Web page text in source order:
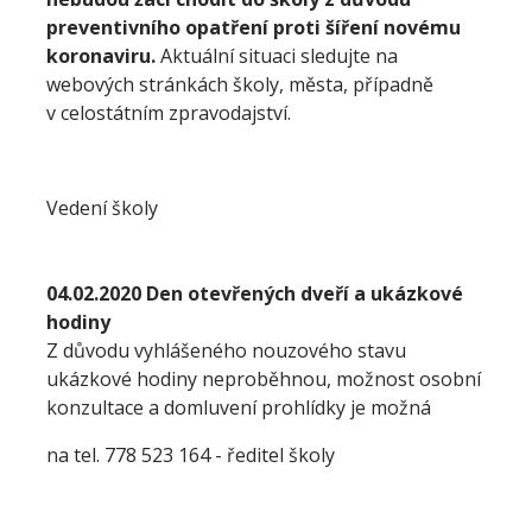
preventivního opatření proti šíření novému
koronaviru.Aktuální situaci sledujte na
webových stránkách školy, města, případně
v celostátním zpravodajství.
Vedení školy
04.02.2020 Den otevřených dveří a ukázkové
hodiny
Z důvodu vyhlášeného nouzového stavu
ukázkové hodiny neproběhnou, možnost osobní
konzultace a domluvení prohlídky je možná
na tel. 778 523 164 - ředitel školy